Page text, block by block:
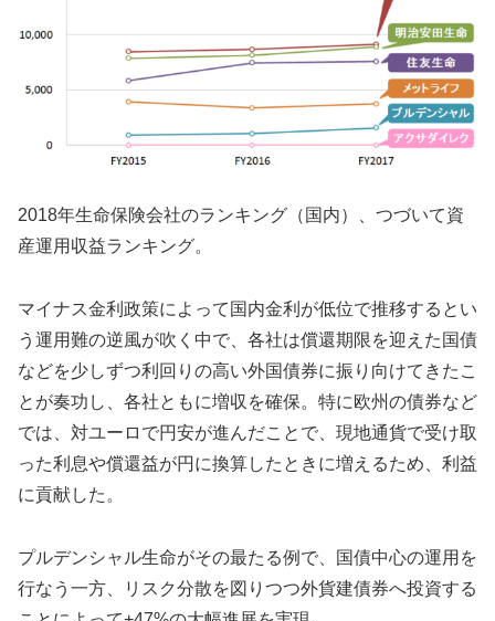
2018年生命保険会社のランキング（国内）、つづいて資
産運用収益ランキング。
マイナス金利政策によって国内金利が低位で推移するとい
う運用難の逆風が吹く中で、各社は償還期限を迎えた国債
などを少しずつ利回りの高い外国債券に振り向けてきたこ
とが奏功し、各社ともに増収を確保。特に欧州の債券など
では、対ユーロで円安が進んだことで、現地通貨で受け取
った利息や償還益が円に換算したときに増えるため、利益
に貢献した。
プルデンシャル生命がその最たる例で、国債中心の運用を
行なう一方、リスク分散を図りつつ外貨建債券へ投資する